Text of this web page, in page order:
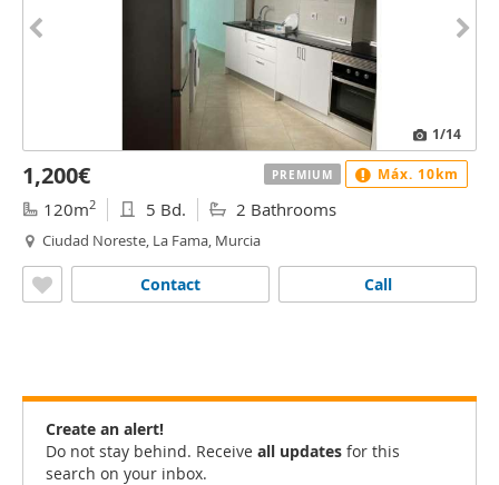
1/14
1,200€
120m2 5 Bd. 2 Bathrooms
Ciudad Noreste, La Fama, Murcia
Call
Contact
PREMIUM Máx. 10km
Create an alert!
Do not stay behind. Receive all updates for this
search on your inbox.